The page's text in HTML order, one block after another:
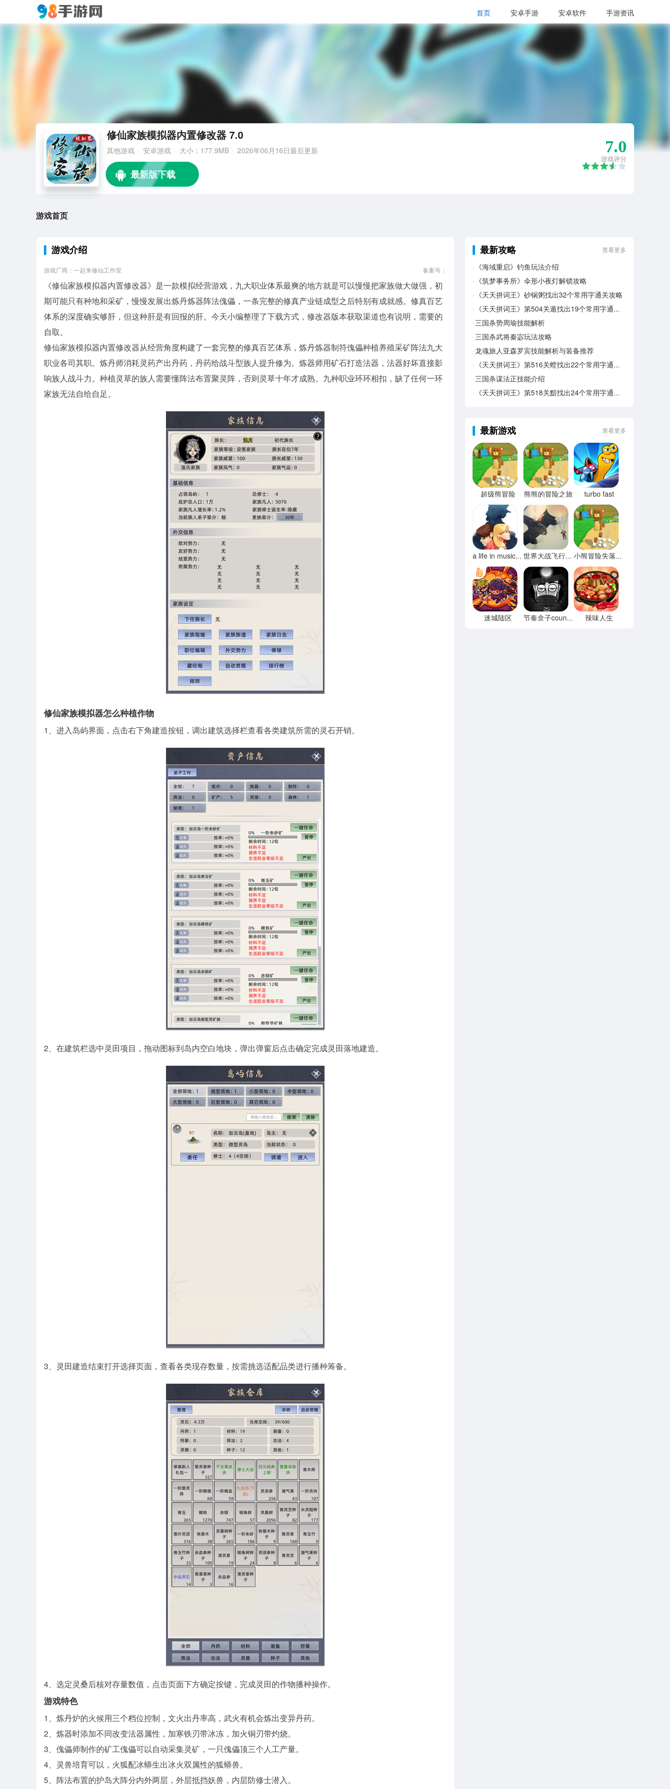
首页 安卓手游 安卓软件 手游资讯
修仙家族模拟器内置修改器 7.0
其他游戏 安卓游戏 大小：177.9MB 2026年06月16日最后更新 7.0
游戏评分
游戏首页
游戏介绍
游戏厂商：一起来修仙工作室 备案号：
《修仙家族模拟器内置修改器》是一款模拟经营游戏，九大职业体系最爽的地方就是可以慢慢把家族做大做强，初
期可能只有种地和采矿，慢慢发展出炼丹炼器阵法傀儡，一条完整的修真产业链成型之后特别有成就感。修真百艺
体系的深度确实够肝，但这种肝是有回报的肝。今天小编整理了下载方式，修改器版本获取渠道也有说明，需要的
自取。
修仙家族模拟器内置修改器从经营角度构建了一套完整的修真百艺体系，炼丹炼器制符傀儡种植养殖采矿阵法九大
职业各司其职。炼丹师消耗灵药产出丹药，丹药给战斗型族人提升修为。炼器师用矿石打造法器，法器好坏直接影
响族人战斗力。种植灵草的族人需要懂阵法布置聚灵阵，否则灵草十年才成熟。九种职业环环相扣，缺了任何一环
家族无法自给自足。
修仙家族模拟器怎么种植作物
1、进入岛屿界面，点击右下角建造按钮，调出建筑选择栏查看各类建筑所需的灵石开销。
2、在建筑栏选中灵田项目，拖动图标到岛内空白地块，弹出弹窗后点击确定完成灵田落地建造。
3、灵田建造结束打开选择页面，查看各类现存数量，按需挑选适配品类进行播种筹备。
4、选定灵桑后核对存量数值，点击页面下方确定按键，完成灵田的作物播种操作。
游戏特色
1、炼丹炉的火候用三个档位控制，文火出丹率高，武火有机会炼出变异丹药。
2、炼器时添加不同改变法器属性，加寒铁刃带冰冻，加火铜刃带灼烧。
3、傀儡师制作的矿工傀儡可以自动采集灵矿，一只傀儡顶三个人工产量。
4、灵兽培育可以，火狐配冰蟒生出冰火双属性的狐蟒兽。
5、阵法布置的护岛大阵分内外两层，外层抵挡妖兽，内层防修士潜入。
最新攻略 查看更多
《海域重启》钓鱼玩法介绍
《筑梦事务所》伞形小夜灯解锁攻略
《天天拼词王》砂锅粥找出32个常用字通关攻略
《天天拼词王》第504关遁找出19个常用字通关攻略
三国杀势周瑜技能解析
三国杀武将秦宓玩法攻略
龙魂旅人亚森罗宾技能解析与装备推荐
《天天拼词王》第516关螳找出22个常用字通关攻略
三国杀谋法正技能介绍
《天天拼词王》第518关黯找出24个常用字通关攻略
最新游戏 查看更多
超级熊冒险 熊熊的冒险之旅 turbo fast
a life in music音乐人生 世界大战飞行模拟器 小熊冒险失落之都
迷城陆区 节奏盒子county模组 辣味人生